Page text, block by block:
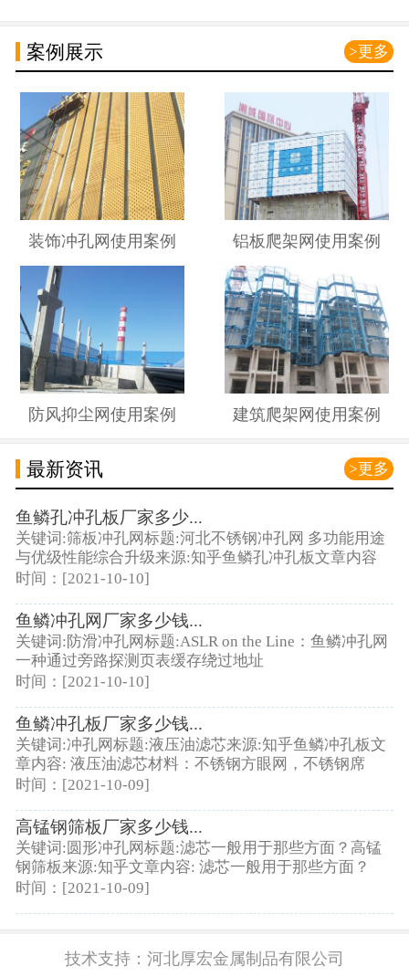
>更多
案例展示
装饰冲孔网使用案例 铝板爬架网使用案例
防风抑尘网使用案例 建筑爬架网使用案例
>更多
最新资讯
鱼鳞孔冲孔板厂家多少...
关键词:筛板冲孔网标题:河北不锈钢冲孔网 多功能用途
与优级性能综合升级来源:知乎鱼鳞孔冲孔板文章内容
时间：[2021-10-10]
鱼鳞冲孔网厂家多少钱...
关键词:防滑冲孔网标题:ASLR on the Line：鱼鳞冲孔网
一种通过旁路探测页表缓存绕过地址
时间：[2021-10-10]
鱼鳞冲孔板厂家多少钱...
关键词:冲孔网标题:液压油滤芯来源:知乎鱼鳞冲孔板文
章内容: 液压油滤芯材料：不锈钢方眼网，不锈钢席
时间：[2021-10-09]
高锰钢筛板厂家多少钱...
关键词:圆形冲孔网标题:滤芯一般用于那些方面？高锰
钢筛板来源:知乎文章内容: 滤芯一般用于那些方面？
时间：[2021-10-09]
技术支持： 河北厚宏金属制品有限公司